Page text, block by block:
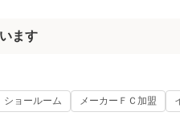
ます
ショールーム メーカーＦＣ加盟